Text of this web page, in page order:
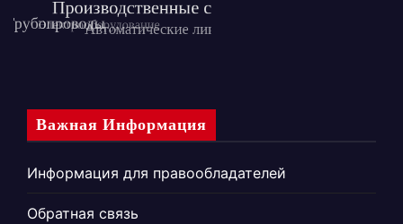
Важная Информация
Информация для правообладателей
Обратная связь